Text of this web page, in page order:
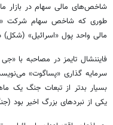
شاخص‌های مالی سهام در بازار
مالی واحد پول «اسرائیل» (شکل) در برابر دلار ۴ پله
فایننشال تایمز در مصاحبه با
سرمایه گذاری «پساگوت»
یکی از نبردهای بزرگ اخیر بود (جنگ ۳۳ روزه) برای «اسرائیل»